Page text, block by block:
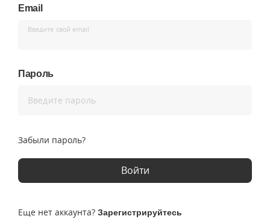
Email
Введите свой email
Пароль
Введите пароль
Забыли пароль?
Войти
Еще нет аккаунта? Зарегистрируйтесь